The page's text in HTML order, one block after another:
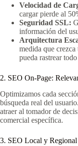
Velocidad de
cargar pierde al
Seguridad SSL:
información del
Arquitectura
medida que
pueda rastrear
2. SEO On-Page:
Optimizamos cada
búsqueda real del
atraer al tomador de
comercial específica.
3. SEO Local y Regional